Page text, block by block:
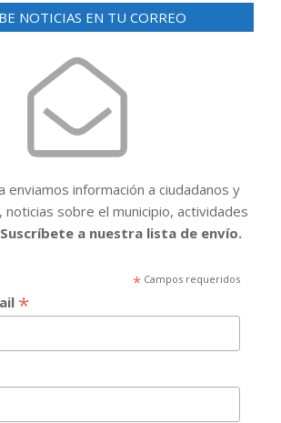
NOTICIAS EN TU CORREO
enviamos información a ciudadanos y
noticias sobre el municipio, actividades
Suscríbete a nuestra lista de envío.
*Campos requeridos
*